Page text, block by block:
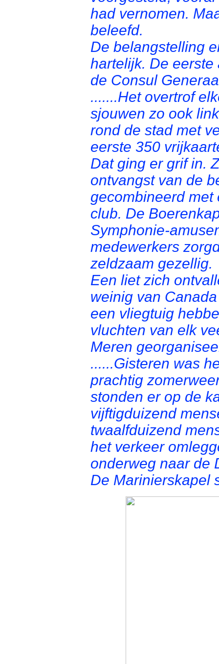
had vernomen.
beleefd.
De belangstelling
hartelijk. De
de Consul
.......Het overtrof
sjouwen zo ook
rond de stad met
eerste 350
Dat ging er grif in.
ontvangst van de
gecombineerd
club. De
Symphonie-
medewerkers
zeldzaam gezellig.
Een liet zich
weinig van
een vliegtuig
vluchten van elk
Meren
......Gisteren was
prachtig
stonden er op de
vijftigduizend
twaalfduizend
het verkeer
onderweg naar de
De Marinierskapel